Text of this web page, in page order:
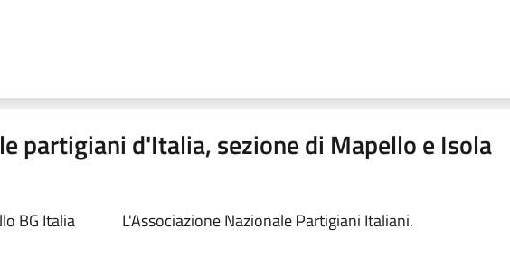
partigiani d'Italia, sezione di Mapello e Isola
BG Italia L'Associazione Nazionale Partigiani Italiani.